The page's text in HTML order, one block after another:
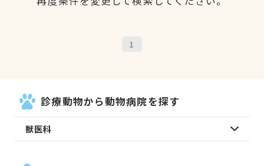
1
診療動物から動物病院を探す
獣医科